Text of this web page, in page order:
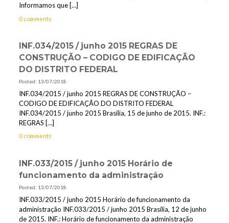
Informamos que[…]
0 comments
INF.034/2015 / junho 2015 REGRAS DE
CONSTRUÇÃO – CODIGO DE EDIFICAÇÃO
DO DISTRITO FEDERAL
Posted: 13/07/2018
INF.034/2015 / junho 2015 REGRAS DE CONSTRUÇÃO –
CODIGO DE EDIFICAÇÃO DO DISTRITO FEDERAL
INF.034/2015 / junho 2015 Brasília, 15 de junho de 2015. INF.:
REGRAS […]
0 comments
INF.033/2015 / junho 2015 Horário de
funcionamento da administração
Posted: 13/07/2018
INF.033/2015 / junho 2015 Horário de funcionamento da
administração INF.033/2015 / junho 2015 Brasília, 12 de junho
de 2015. INF.: Horário de funcionamento da administração